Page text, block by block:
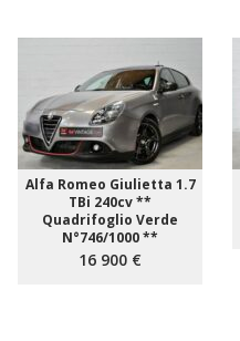
Alfa Romeo Giulietta 1.7
TBi 240cv **
Quadrifoglio Verde
N°746/1000 **
16 900 €